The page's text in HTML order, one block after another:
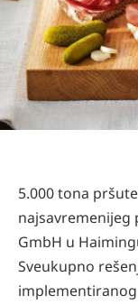
5.000 tona
najsavremenijeg
GmbH u
Sveukupno